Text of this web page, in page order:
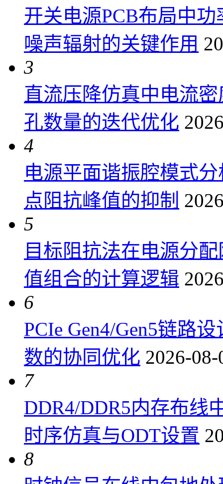
开关电源PCB布局中
噪声辐射的关键作用
3
直流压降仿真中电流
孔数量的迭代优化
4
电源平面谐振腔模式
点阻抗峰值的抑制
5
目标阻抗法在电源分
值组合的计算逻辑
6
PCIe Gen4/Gen5链路
数的协同优化 2026-
7
DDR4/DDR5内存布线
时序仿真与ODT设置
8